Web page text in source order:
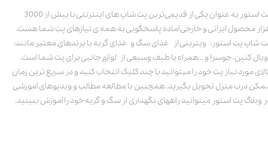
پت استور به عنوان یکی از قدیمی‌ترین پت شاپ های اینترنتی با بیش از 3000
محصول ایرانی و خارجی آماده پاسخگویی به همه ی نیازهای پت شما هست.
شاپ پت استور، ویترینی از غذای سگ و غذای گربه با برندهای معتبر مانند:
کنین، جوسرا و .. همراه با طیف وسیعی از لوازم جانبی برای پت شما است.
مورد نیاز پت خود را میتوانید با چند کلیک انتخاب کنید و در سریع ترین زمان
درب منزل تحویل بگیرید. همچنین با مطالعه مطالب و ویدیوهای آموزشی
وبلاگ پت استور میتوانید راههای نگهداری از سگ و گربه خود را آموزش ببینید.